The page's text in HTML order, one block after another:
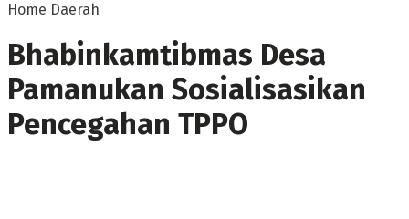
Home Daerah
Bhabinkamtibmas Desa
Pamanukan Sosialisasikan
Pencegahan TPPO